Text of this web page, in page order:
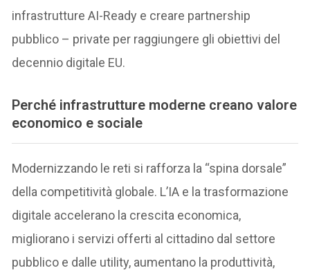
infrastrutture AI-Ready e creare partnership
pubblico – private per raggiungere gli obiettivi del
decennio digitale EU.
Perché infrastrutture moderne creano valore
economico e sociale
Modernizzando le reti si rafforza la “spina dorsale”
della competitività globale. L’IA e la trasformazione
digitale accelerano la crescita economica,
migliorano i servizi offerti al cittadino dal settore
pubblico e dalle utility, aumentano la produttività,